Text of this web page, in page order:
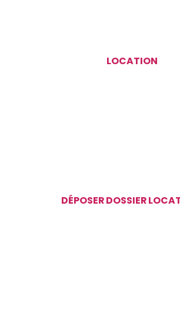
LOCATION
DÉPOSER DOSSIER